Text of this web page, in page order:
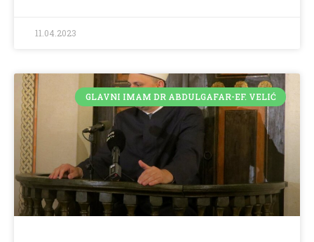
11.04.2023
GLAVNI IMAM DR ABDULGAFAR-EF. VELIĆ